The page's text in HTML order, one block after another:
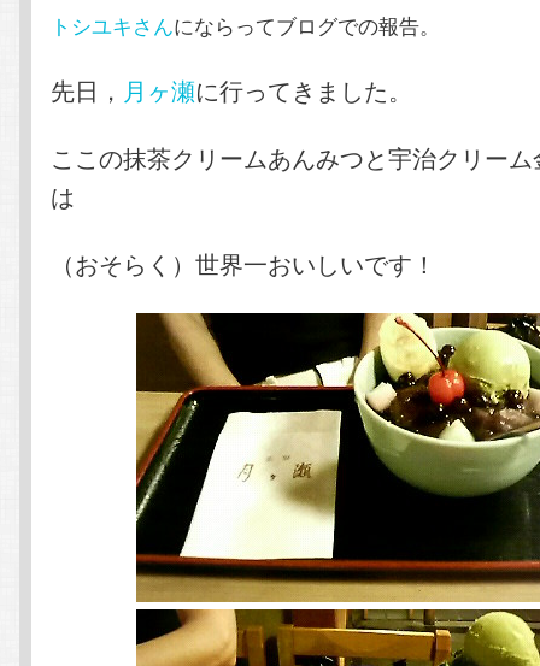
トシユキさんにならってブログでの報告。
先日， 月ヶ瀬に行ってきました。
ここの抹茶クリームあんみつと宇治クリー
は
（おそらく）世界一おいしいです！